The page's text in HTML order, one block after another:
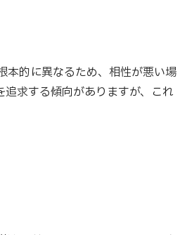
本的に異なるため、相性が悪い場
求する傾向がありますが、これ